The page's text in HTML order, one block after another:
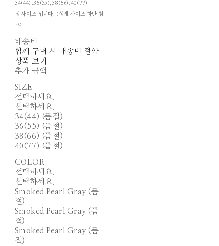
34(44),36(55),38(66),40(77)
정 사이즈 입니다. (상세 사이즈 하단 참
고)
배송비 -
함께 구매 시 배송비 절약
상품 보기
추가 금액
SIZE
선택하세요.
선택하세요.
34(44) (품절)
36(55) (품절)
38(66) (품절)
40(77) (품절)
COLOR
선택하세요.
선택하세요.
Smoked Pearl Gray (품
절)
Smoked Pearl Gray (품
절)
Smoked Pearl Gray (품
절)